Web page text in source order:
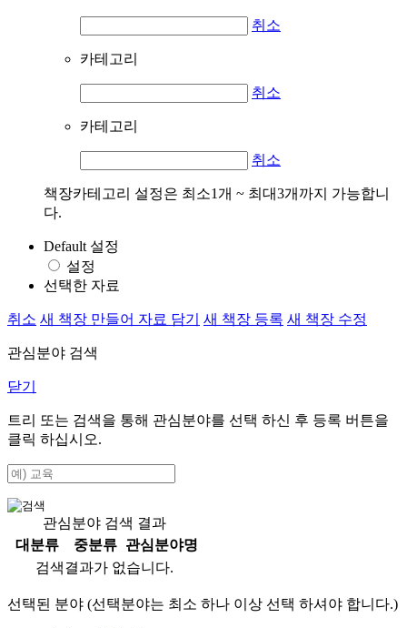
취소
카테고리
취소
카테고리
취소
책장카테고리 설정은 최소1개 ~ 최대3개까지 가능합니
다.
Default 설정
설정
선택한 자료
취소 새 책장 만들어 자료 담기 새 책장 등록 새 책장 수정
관심분야 검색
닫기
트리 또는 검색을 통해 관심분야를 선택 하신 후 등록 버튼을
클릭 하십시오.
관심분야 검색 결과
대분류
중분류
관심분야명
검색결과가 없습니다.
선택된 분야 (선택분야는 최소 하나 이상 선택 하셔야 합니다.)